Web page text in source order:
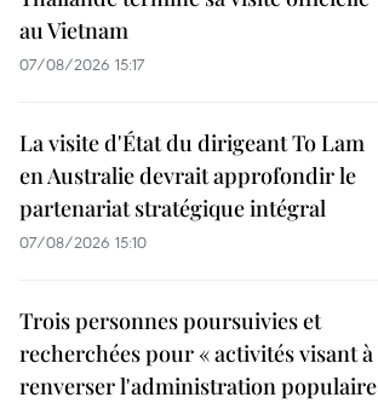
au Vietnam
07/08/2026 15:17
La visite d'État du dirigeant To Lam
en Australie devrait approfondir le
partenariat stratégique intégral
07/08/2026 15:10
Trois personnes poursuivies et
recherchées pour « activités visant à
renverser l'administration populaire